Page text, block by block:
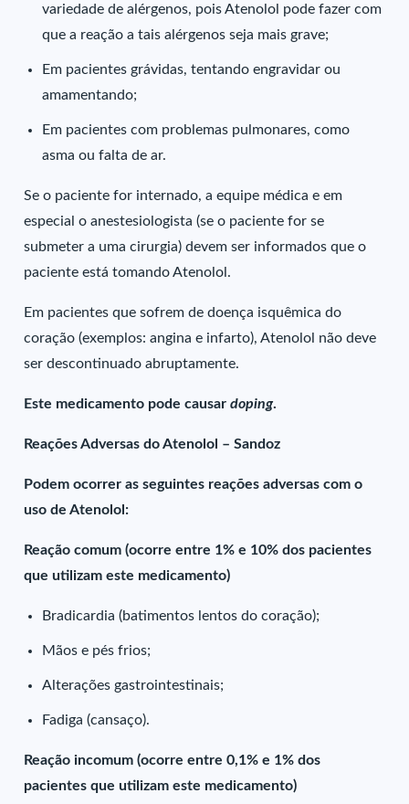
variedade de alérgenos, pois Atenolol pode fazer com
que a reação a tais alérgenos seja mais grave;
Em pacientes grávidas, tentando engravidar ou
amamentando;
Em pacientes com problemas pulmonares, como
asma ou falta de ar.
Se o paciente for internado, a equipe médica e em
especial o anestesiologista (se o paciente for se
submeter a uma cirurgia) devem ser informados que o
paciente está tomando Atenolol.
Em pacientes que sofrem de doença isquêmica do
coração (exemplos: angina e infarto), Atenolol não deve
ser descontinuado abruptamente.
Este medicamento pode causardoping.
Reações Adversas do Atenolol – Sandoz
Podem ocorrer as seguintes reações adversas com o
uso de Atenolol:
Reação comum (ocorre entre 1% e 10% dos pacientes
que utilizam este medicamento)
Bradicardia (batimentos lentos do coração);
Mãos e pés frios;
Alterações gastrointestinais;
Fadiga (cansaço).
Reação incomum (ocorre entre 0,1% e 1% dos
pacientes que utilizam este medicamento)